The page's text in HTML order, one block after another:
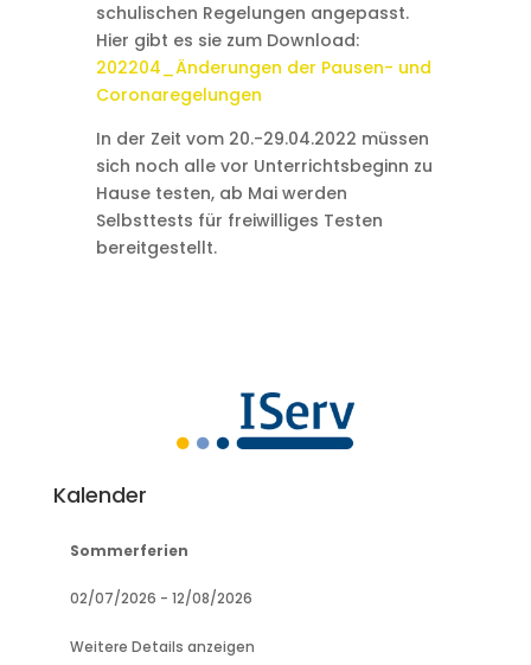
schulischen Regelungen angepasst.
Hier gibt es sie zum Download:
202204_Änderungen der Pausen- und
Coronaregelungen
In der Zeit vom 20.-29.04.2022 müssen
sich noch alle vor Unterrichtsbeginn zu
Hause testen, ab Mai werden
Selbsttests für freiwilliges Testen
bereitgestellt.
Kalender
Sommerferien
02/07/2026 - 12/08/2026
Weitere Details anzeigen